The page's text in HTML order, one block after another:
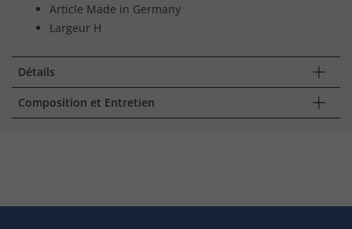
Article Made in Germany
Largeur H
Détails
Composition et Entretien